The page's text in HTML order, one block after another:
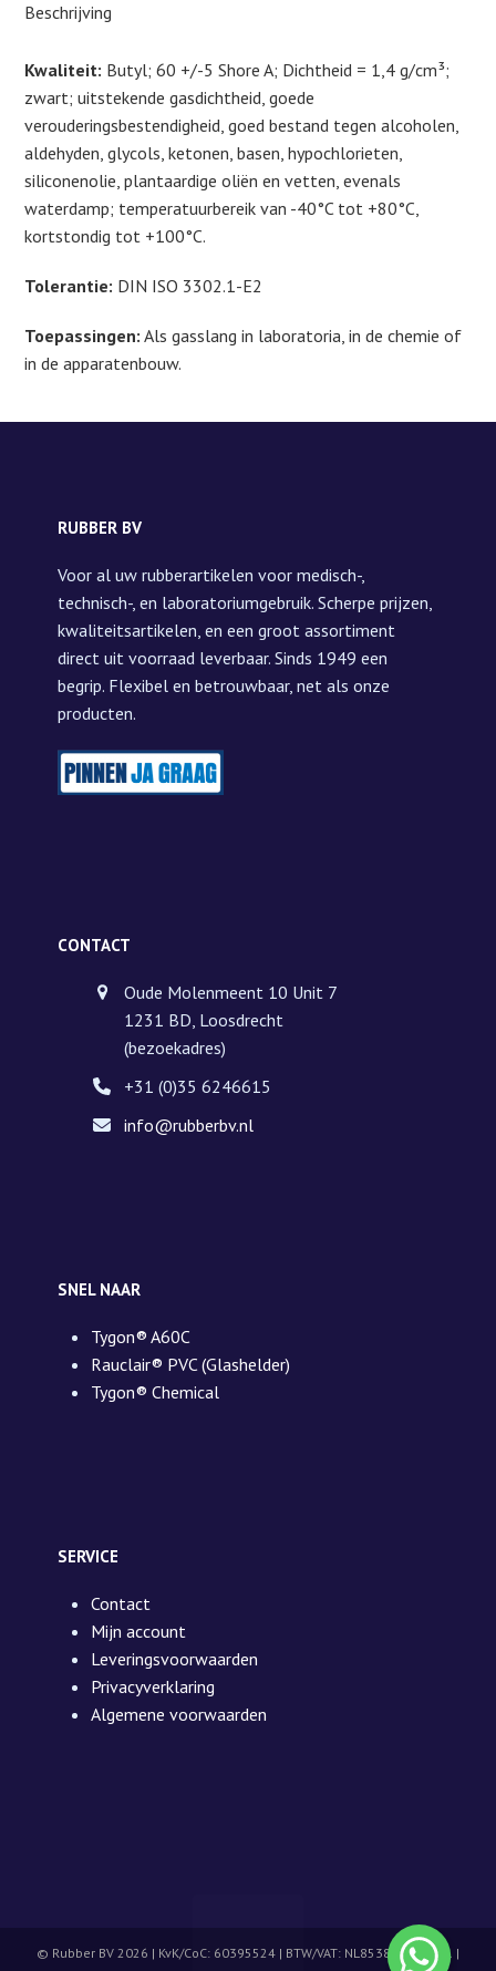
Rollengte
aantal
Beschrijving
Kwaliteit: Butyl; 60 +/-5 Shore A; Dichtheid = 1,4 g/cm³;
zwart; uitstekende gasdichtheid, goede
verouderingsbestendigheid, goed bestand tegen alcoholen,
aldehyden, glycols, ketonen, basen, hypochlorieten,
siliconenolie, plantaardige oliën en vetten, evenals
waterdamp; temperatuurbereik van -40°C tot +80°C,
kortstondig tot +100°C.
Tolerantie: DIN ISO 3302.1-E2
Toepassingen: Als gasslang in laboratoria, in de chemie of
in de apparatenbouw.
RUBBER BV
Voor al uw rubberartikelen voor medisch-,
technisch-, en laboratoriumgebruik. Scherpe prijzen,
kwaliteitsartikelen, en een groot assortiment
direct uit voorraad leverbaar. Sinds 1949 een
begrip. Flexibel en betrouwbaar, net als onze
producten.
CONTACT
Oude Molenmeent 10 Unit 7
1231 BD, Loosdrecht
(bezoekadres)
+31 (0)35 6246615
info@rubberbv.nl
SNEL NAAR
Tygon® A60C
Rauclair® PVC (Glashelder)
Tygon® Chemical
SERVICE
Contact
Mijn account
Leveringsvoorwaarden
Privacyverklaring
Algemene voorwaarden
© Rubber BV 2026 | KvK/CoC: 60395524 | BTW/VAT: NL853892039B01 |